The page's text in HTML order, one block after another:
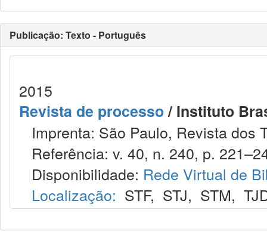
Publicação: Texto - Português
2015
Revista de processo/ Instituto
Imprenta: São Paulo, Revista dos
Referência: v. 40, n. 240, p.
Disponibilidade: Rede Virtual de
Localização: STF, STJ, STM,